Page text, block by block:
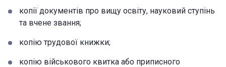
копії документів про вищу освіту, науковий ступінь
та вчене звання;
копію трудової книжки;
копію військового квитка або приписного